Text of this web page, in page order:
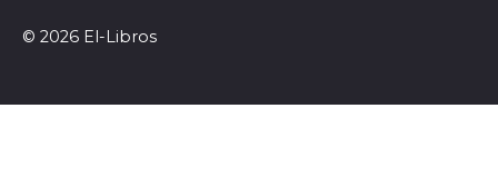
© 2026 El-Libros